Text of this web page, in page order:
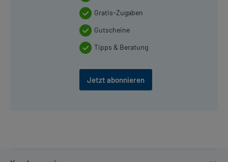
Gratis-Zugaben
Gutscheine
Tipps & Beratung
Jetzt abonnieren